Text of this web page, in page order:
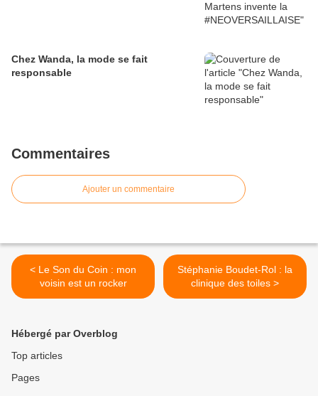
Chez Wanda, la mode se fait
responsable
Commentaires
Ajouter un commentaire
< Le Son du Coin : mon
voisin est un rocker
Stéphanie Boudet-Rol : la
clinique des toiles >
Hébergé par Overblog
Top articles
Pages